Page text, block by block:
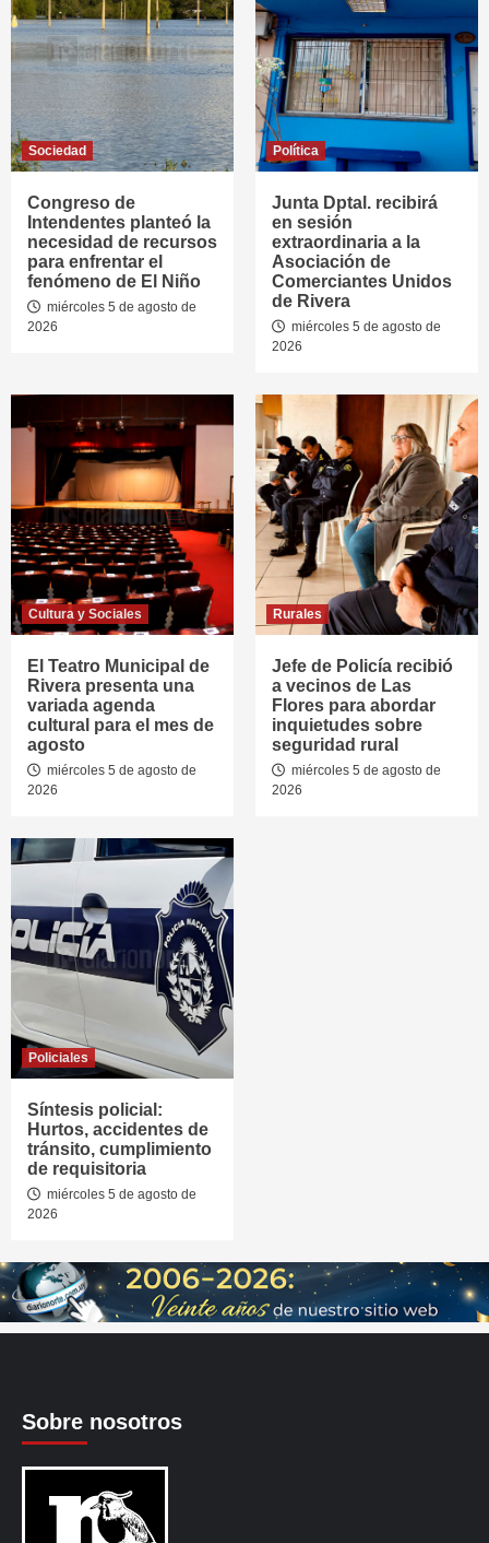
Sociedad
Congreso de
Intendentes planteó la
necesidad de recursos
para enfrentar el
fenómeno de El Niño
miércoles 5 de agosto de
2026
Política
Junta Dptal. recibirá
en sesión
extraordinaria a la
Asociación de
Comerciantes Unidos
de Rivera
miércoles 5 de agosto de
2026
Cultura y Sociales
El Teatro Municipal de
Rivera presenta una
variada agenda
cultural para el mes de
agosto
miércoles 5 de agosto de
2026
Rurales
Jefe de Policía recibió
a vecinos de Las
Flores para abordar
inquietudes sobre
seguridad rural
miércoles 5 de agosto de
2026
Policiales
Síntesis policial:
Hurtos, accidentes de
tránsito, cumplimiento
de requisitoria
miércoles 5 de agosto de
2026
Sobre nosotros